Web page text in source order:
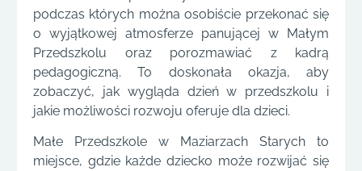
podczas których można osobiście przekonać się
o wyjątkowej atmosferze panującej w Małym
Przedszkolu oraz porozmawiać z kadrą
pedagogiczną. To doskonała okazja, aby
zobaczyć, jak wygląda dzień w przedszkolu i
jakie możliwości rozwoju oferuje dla dzieci.
Małe Przedszkole w Maziarzach Starych to
miejsce, gdzie każde dziecko może rozwijać się